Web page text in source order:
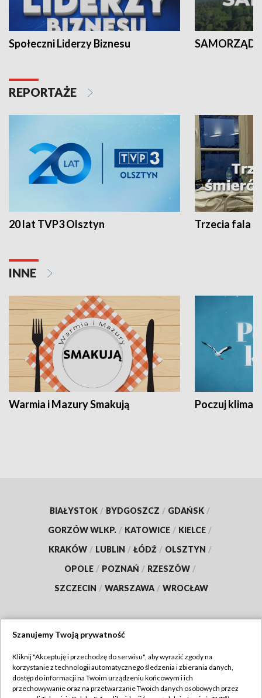
Społeczni Liderzy Biznesu SAMORZĄD
REPORTAŻE
20 lat TVP3 Olsztyn Trzecia fala -
INNE
Warmia i Mazury Smakują Poczuj klimat
BIAŁYSTOK / BYDGOSZCZ / GDAŃSK /
GORZÓW WLKP. / KATOWICE / KIELCE /
KRAKÓW / LUBLIN / ŁÓDŹ / OLSZTYN /
OPOLE / POZNAŃ / RZESZÓW /
SZCZECIN / WARSZAWA / WROCŁAW
TVP
Abonament TVP
Regulamin TVP
Szanujemy Twoją prywatność
Kliknij "Akceptuję i przechodzę do serwisu", aby wyrazić zgody na
korzystanie z technologii automatycznego śledzenia i zbierania danych,
dostęp do informacji na Twoim urządzeniu końcowym i ich
przechowywanie oraz na przetwarzanie Twoich danych osobowych przez